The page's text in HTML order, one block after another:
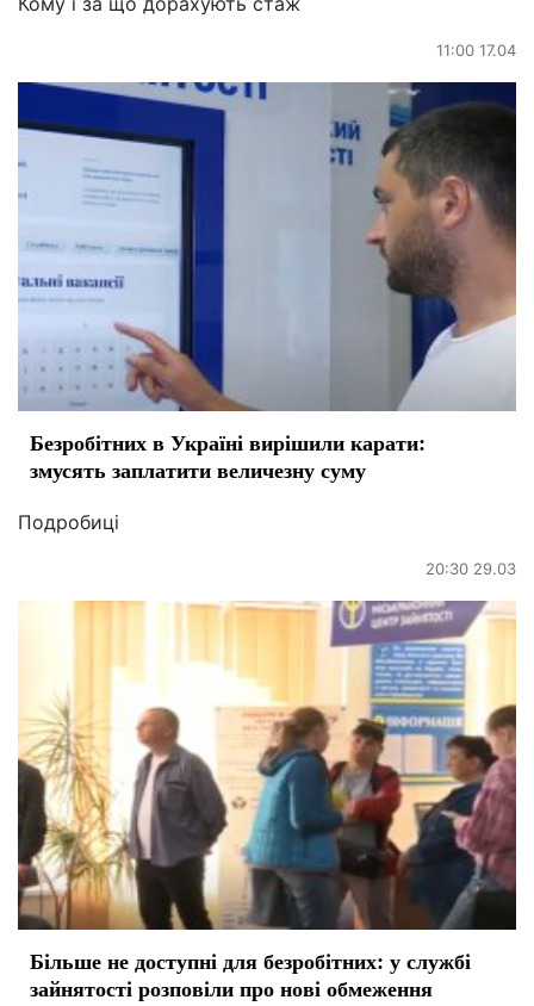
11:00 17.04
Безробітних в Україні вирішили карати:
змусять заплатити величезну суму
Подробиці
20:30 29.03
Більше не доступні для безробітних: у службі
зайнятості розповіли про нові обмеження